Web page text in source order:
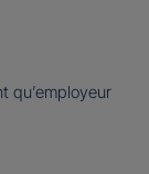
qu’employeur